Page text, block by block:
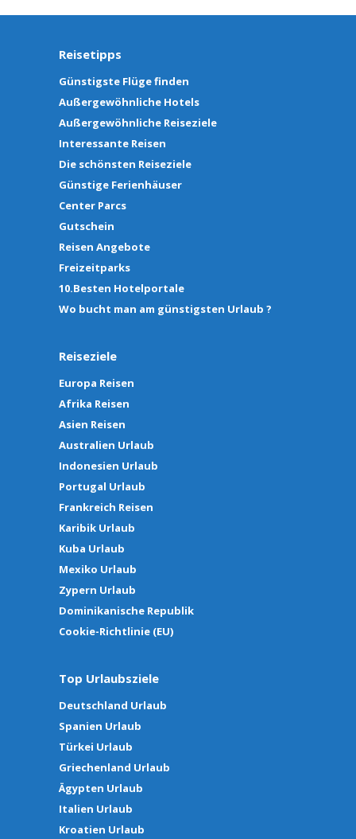
Reisetipps
Günstigste Flüge finden
Außergewöhnliche Hotels
Außergewöhnliche Reiseziele
Interessante Reisen
Die schönsten Reiseziele
Günstige Ferienhäuser
Center Parcs
Gutschein
Reisen Angebote
Freizeitparks
10.Besten Hotelportale
Wo bucht man am günstigsten Urlaub ?
Reiseziele
Europa Reisen
Afrika Reisen
Asien Reisen
Australien Urlaub
Indonesien Urlaub
Portugal Urlaub
Frankreich Reisen
Karibik Urlaub
Kuba Urlaub
Mexiko Urlaub
Zypern Urlaub
Dominikanische Republik
Cookie-Richtlinie (EU)
Top Urlaubsziele
Deutschland Urlaub
Spanien Urlaub
Türkei Urlaub
Griechenland Urlaub
Ägypten Urlaub
Italien Urlaub
Kroatien Urlaub